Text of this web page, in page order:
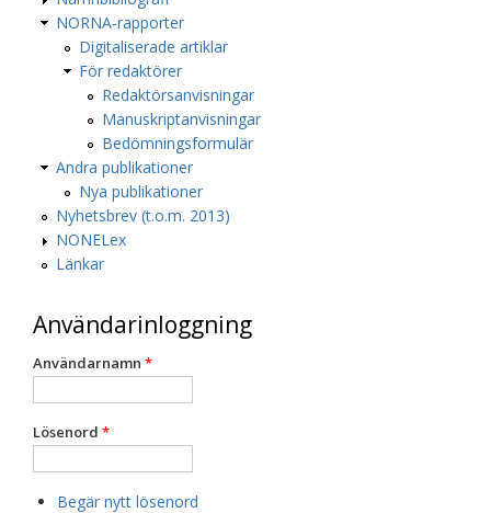
NORNA-rapporter
Digitaliserade artiklar
För redaktörer
Redaktörsanvisningar
Manuskriptanvisningar
Bedömningsformulär
Andra publikationer
Nya publikationer
Nyhetsbrev (t.o.m. 2013)
NONELex
Länkar
Användarinloggning
Användarnamn *
Lösenord *
Begär nytt lösenord